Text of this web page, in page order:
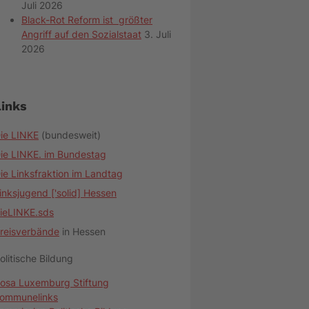
Juli 2026
Black-Rot Reform ist größter
Angriff auf den Sozialstaat 3. Juli
2026
LINKE (bundesweit)
LINKE. im Bundestag
Linksfraktion im Landtag
['solid] Hessen
in Hessen
Bildung
Luxemburg Stiftung